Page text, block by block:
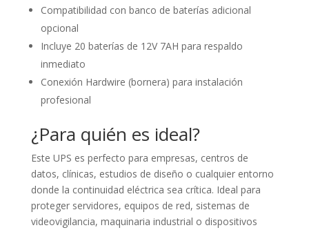
Compatibilidad con banco de baterías adicional
opcional
Incluye 20 baterías de 12V 7AH para respaldo
inmediato
Conexión Hardwire (bornera) para instalación
profesional
¿Para quién es ideal?
Este UPS es perfecto para empresas, centros de
datos, clínicas, estudios de diseño o cualquier entorno
donde la continuidad eléctrica sea crítica. Ideal para
proteger servidores, equipos de red, sistemas de
videovigilancia, maquinaria industrial o dispositivos